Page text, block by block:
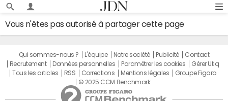
Vous n'êtes pas autorisé à partager cette page
Qui sommes-nous ? L'équipe Notre société Publicité
Contact
Recrutement
Données personnelles Paramétrer les cookies
Gérer Utiq
Tous les articles
RSS Corrections Mentions légales
Groupe Figaro
© 2025 CCM Benchmark